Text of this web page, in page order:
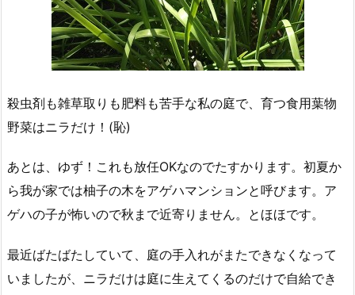
殺虫剤も雑草取りも肥料も苦手な私の庭で、育つ食用葉物
野菜はニラだけ！(恥)
あとは、ゆず！これも放任OKなのでたすかります。初夏か
ら我が家では柚子の木をアゲハマンションと呼びます。ア
ゲハの子が怖いので秋まで近寄りません。とほほです。
最近ばたばたしていて、庭の手入れがまたできなくなって
いましたが、ニラだけは庭に生えてくるのだけで自給でき